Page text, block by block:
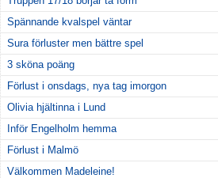
Spännande kvalspel väntar
Sura förluster men bättre spel
3 sköna poäng
Förlust i onsdags, nya tag imorgon
Olivia hjältinna i Lund
Inför Engelholm hemma
Förlust i Malmö
Välkommen Madeleine!